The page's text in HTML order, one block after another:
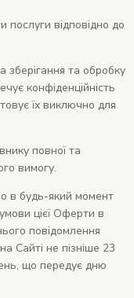
послуги відповідно до
зберігання та обробку
конфіденційність
їх виключно для
повної та
вимогу.
в будь-який момент
цієї Оферти в
повідомлення
Сайті не пізніше 23
що передує дню